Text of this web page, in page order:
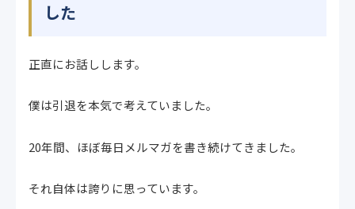
した
正直にお話しします。
僕は引退を本気で考えていました。
20年間、ほぼ毎日メルマガを書き続けてきました。
それ自体は誇りに思っています。